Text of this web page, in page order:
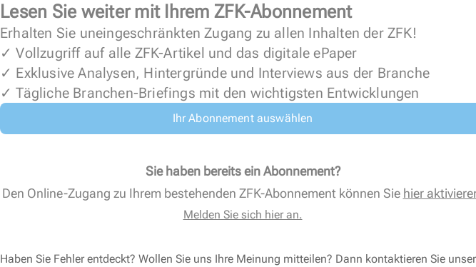
Lesen Sie weiter mit Ihrem ZFK-Abonnement
Erhalten Sie uneingeschränkten Zugang zu allen Inhalten der ZFK!
✓ Vollzugriff auf alle ZFK-Artikel und das digitale ePaper
✓ Exklusive Analysen, Hintergründe und Interviews aus der Branche
✓ Tägliche Branchen-Briefings mit den wichtigsten Entwicklungen
Ihr Abonnement auswählen
Sie haben bereits ein Abonnement?
Den Online-Zugang zu Ihrem bestehenden ZFK-Abonnement können Sie hier
Melden Sie sich hier an.
Haben Sie Fehler entdeckt? Wollen Sie uns Ihre Meinung mitteilen? Dann kontaktieren Sie